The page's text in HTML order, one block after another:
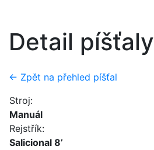
Detail píšťaly
← Zpět na přehled píšťal
Stroj:
Manuál
Rejstřík:
Salicional 8’